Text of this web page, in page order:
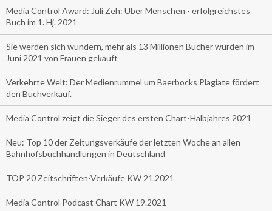
Media Control Award: Juli Zeh: Über Menschen - erfolgreichstes
Buch im 1. Hj. 2021
Sie werden sich wundern, mehr als 13 Millionen Bücher wurden im
Juni 2021 von Frauen gekauft
Verkehrte Welt: Der Medienrummel um Baerbocks Plagiate fördert
den Buchverkauf.
Media Control zeigt die Sieger des ersten Chart-Halbjahres 2021
Neu: Top 10 der Zeitungsverkäufe der letzten Woche an allen
Bahnhofsbuchhandlungen in Deutschland
TOP 20 Zeitschriften-Verkäufe KW 21.2021
Media Control Podcast Chart KW 19.2021